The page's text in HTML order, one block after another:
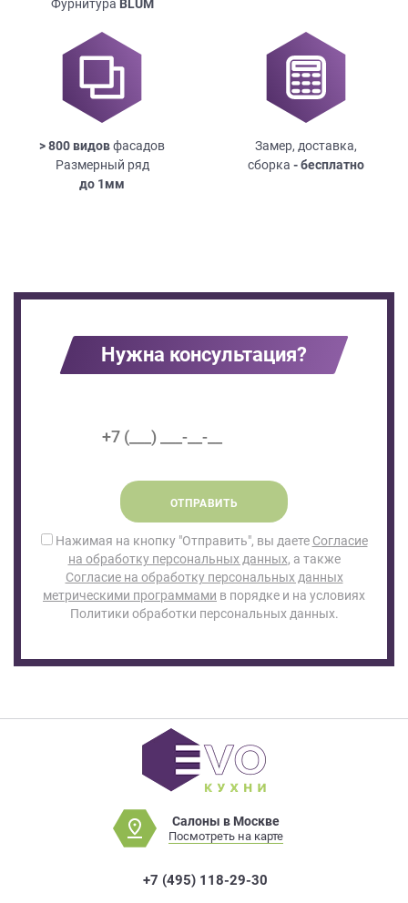
Фурнитура BLUM
> 800 видовфасадов
Размерный ряд
до 1мм
Замер, доставка,
сборка - бесплатно
Нужна консультация?
ОТПРАВИТЬ
Нажимая на кнопку "Отправить", вы даете Согласие
на обработку персональных данных, а также
Согласие на обработку персональных данных
метрическими программами в порядке и на условиях
Политики обработки персональных данных.
Салоны в Москве
Посмотреть на карте
+7 (495) 118-29-30